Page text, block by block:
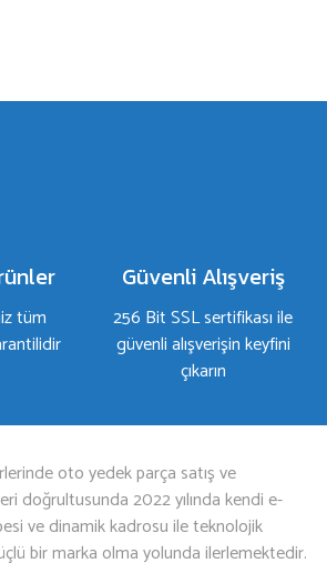
tüm
Güvenli Alışveriş
256 Bit SSL sertifikası ile
güvenli alışverişin keyfini
çıkarın
oto yedek parça satış ve
doğrultusunda 2022 yılında kendi e-
ve dinamik kadrosu ile teknolojik
bir marka olma yolunda ilerlemektedir.